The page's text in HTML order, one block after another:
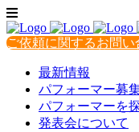
ご依頼に関するお問い
最新情報
パフォーマー募
パフォーマーを
発表会について